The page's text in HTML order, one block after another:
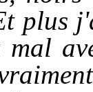
plus